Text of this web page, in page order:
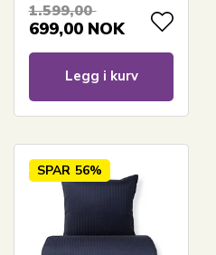
1.599,00
699,00 NOK
Legg i kurv
SPAR 56%